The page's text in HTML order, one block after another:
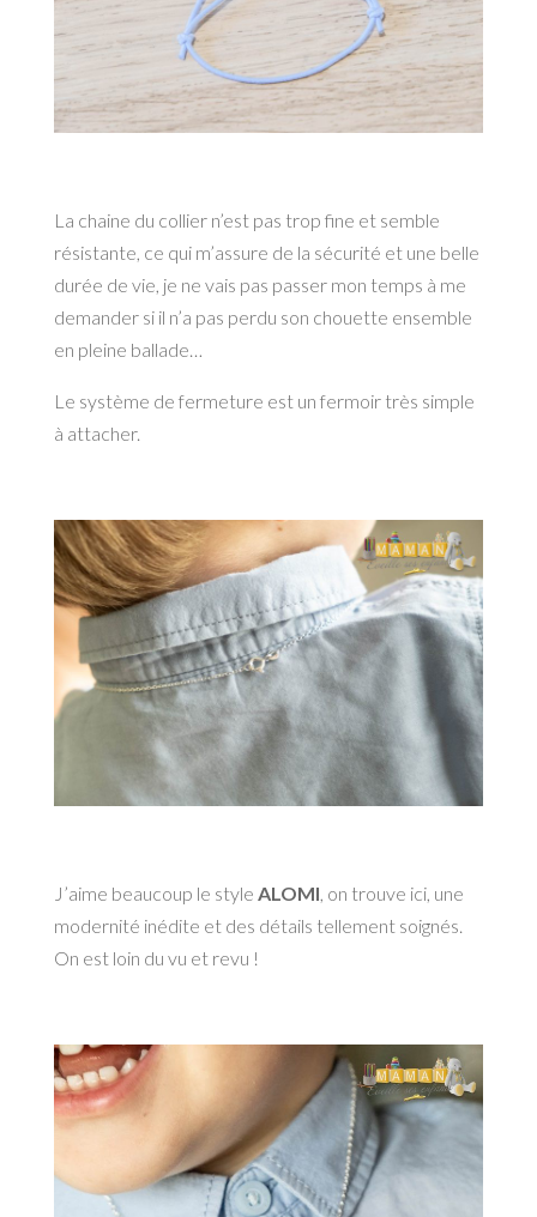
La chaine du collier n’est pas trop fine et semble
résistante, ce qui m’assure de la sécurité et une belle
durée de vie, je ne vais pas passer mon temps à me
demander si il n’a pas perdu son chouette ensemble
en pleine ballade…
Le système de fermeture est un fermoir très simple
à attacher.
J’aime beaucoup le style ALOMI, on trouve ici, une
modernité inédite et des détails tellement soignés.
On est loin du vu et revu !